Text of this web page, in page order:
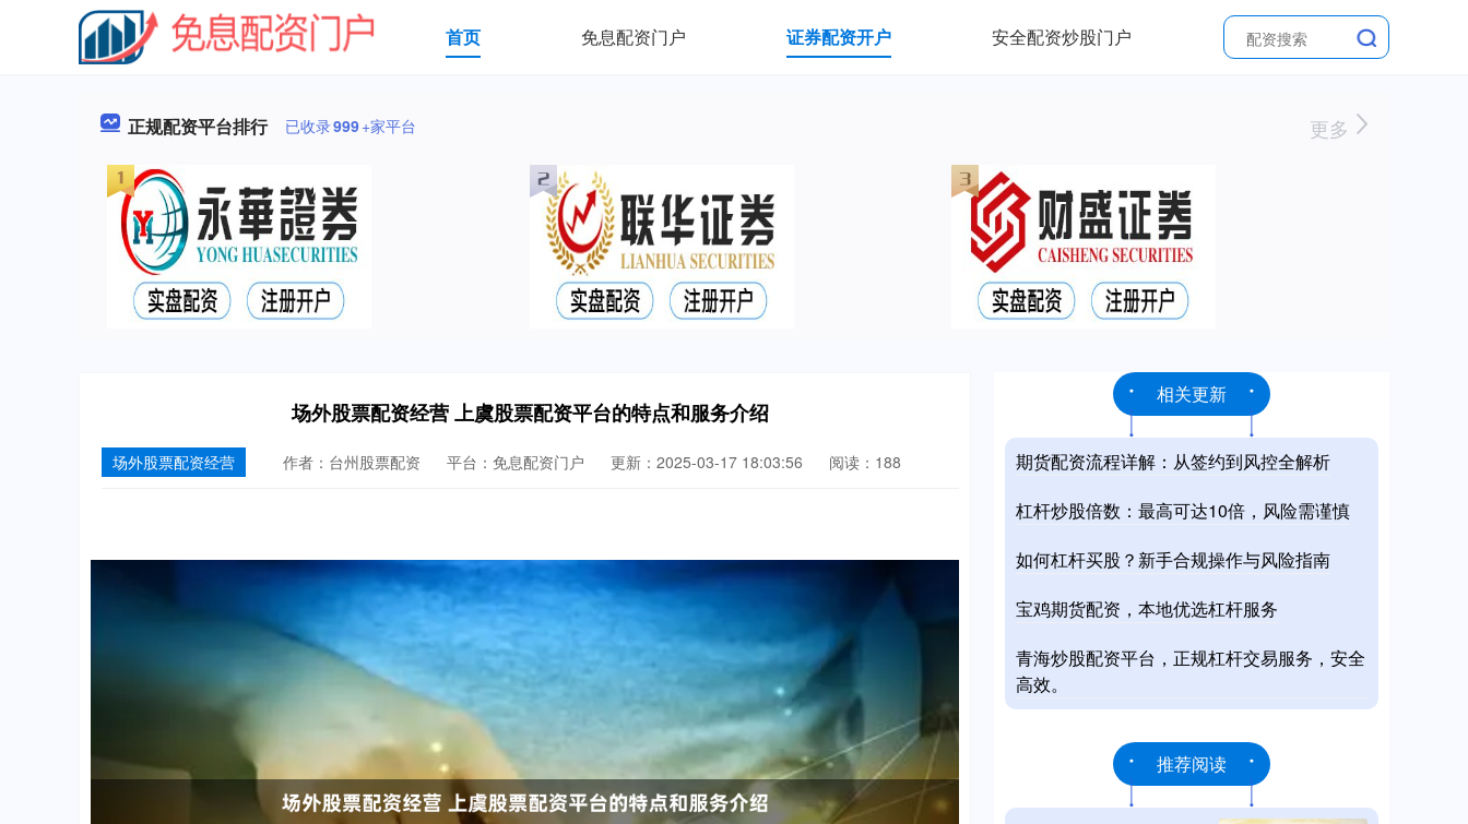
首页 免息配资门户 证券配资开户 安全配资炒股门户
正规配资平台排行 已收录999+家平台 更多
场外股票配资经营 上虞股票配资平台的特点和服务介绍
场外股票配资经营 作者：台州股票配资 平台：免息配资门户 更新：2025-03-17 18:03:56 阅读：188
相关更新
期货配资流程详解：从签约到风控全解析
杠杆炒股倍数：最高可达10倍，风险需谨慎
如何杠杆买股？新手合规操作与风险指南
宝鸡期货配资，本地优选杠杆服务
青海炒股配资平台，正规杠杆交易服务，安全
高效。
推荐阅读